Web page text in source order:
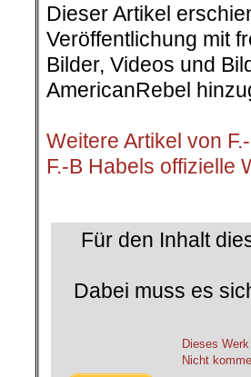
Dieser Artikel
Veröffentlichung mit
Bilder, Videos und
AmericanRebel
Weitere Artikel von
F.-B Habels offizielle
Für den Inhalt
Dabei muss es
Dieses
Nicht